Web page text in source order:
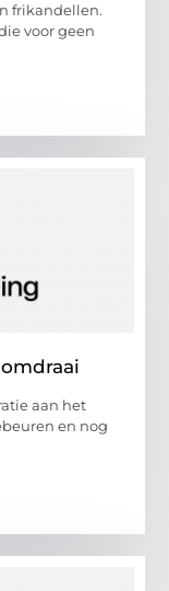
frikandellen.
voor geen
aan het
en nog